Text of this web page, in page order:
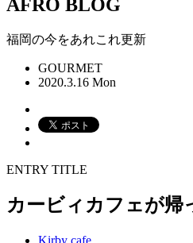
AFRO BLOG
福岡の今をあれこれ更新
GOURMET
2020.3.16 Mon
ENTRY TITLE
カービィカフェが帰